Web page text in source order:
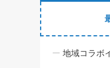
地域コラボ